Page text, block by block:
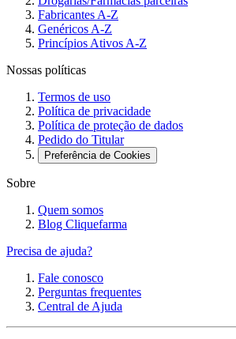
Fabricantes A-Z
Genéricos A-Z
Princípios Ativos A-Z
Nossas políticas
Termos de uso
Política de privacidade
Política de proteção de dados
Pedido do Titular
Preferência de Cookies
Sobre
Quem somos
Blog Cliquefarma
Precisa de ajuda?
Fale conosco
Perguntas frequentes
Central de Ajuda